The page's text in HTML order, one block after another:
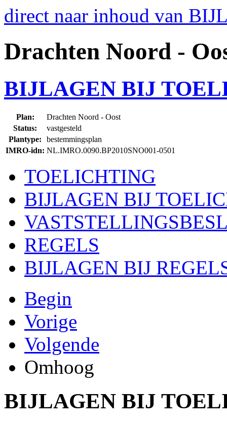
direct naar inhoud van
Drachten Noord -
BIJLAGEN BIJ
Plan:
Drachten Noord - Oost
Status:
vastgesteld
Plantype:
bestemmingsplan
IMRO-idn: NL.IMRO.0090.BP2010SNO001-0501
TOELICHTING
BIJLAGEN BIJ
REGELS
BIJLAGEN BIJ
Begin
Vorige
Volgende
Omhoog
BIJLAGEN BIJ